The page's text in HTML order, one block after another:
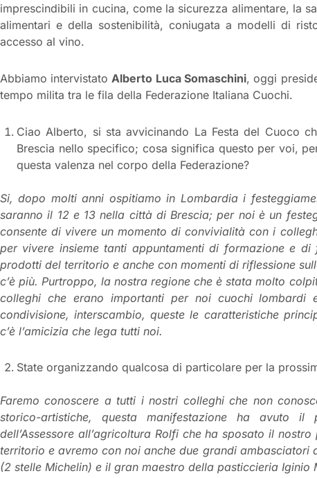
imprescindibili in cucina, come la sicurezza alimentare, la
alimentari e della sostenibilità, coniugata a modelli di
accesso al vino.
Abbiamo intervistato Alberto Luca Somaschini, oggi
tempo milita tra le fila della Federazione Italiana Cuochi.
Ciao Alberto, si sta avvicinando La Festa del Cuoco
Brescia nello specifico; cosa significa questo per voi,
questa valenza nel corpo della Federazione?
Si, dopo molti anni ospitiamo in Lombardia i
saranno il 12 e 13 nella città di Brescia; per noi è un
consente di vivere un momento di convivialità con i
per vivere insieme tanti appuntamenti di formazione e
prodotti del territorio e anche con momenti di riflessione
c’è più. Purtroppo, la nostra regione che è stata molto
colleghi che erano importanti per noi cuochi lombardi
condivisione, interscambio, queste le caratteristiche
c’è l’amicizia che lega tutti noi.
State organizzando qualcosa di particolare per la
Faremo conoscere a tutti i nostri colleghi che non
storico-artistiche, questa manifestazione ha avuto il
dell’Assessore all’agricoltura Rolfi che ha sposato il
territorio e avremo con noi anche due grandi ambasciatori
(2 stelle Michelin) e il gran maestro della pasticcieria Iginio